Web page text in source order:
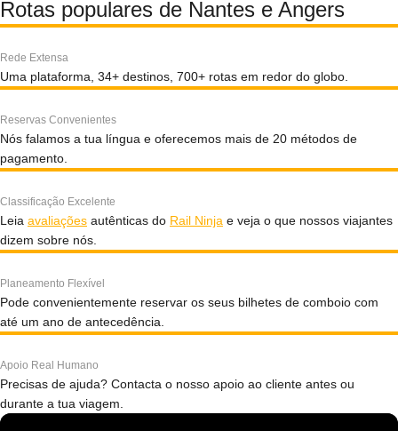
Rotas populares de Nantes e Angers
Rede Extensa
Uma plataforma, 34+ destinos, 700+ rotas em redor do globo.
Reservas Convenientes
Nós falamos a tua língua e oferecemos mais de 20 métodos de
pagamento.
Classificação Excelente
Leia avaliações autênticas do Rail Ninja e veja o que nossos viajantes
dizem sobre nós.
Planeamento Flexível
Pode convenientemente reservar os seus bilhetes de comboio com
até um ano de antecedência.
Apoio Real Humano
Precisas de ajuda? Contacta o nosso apoio ao cliente antes ou
durante a tua viagem.